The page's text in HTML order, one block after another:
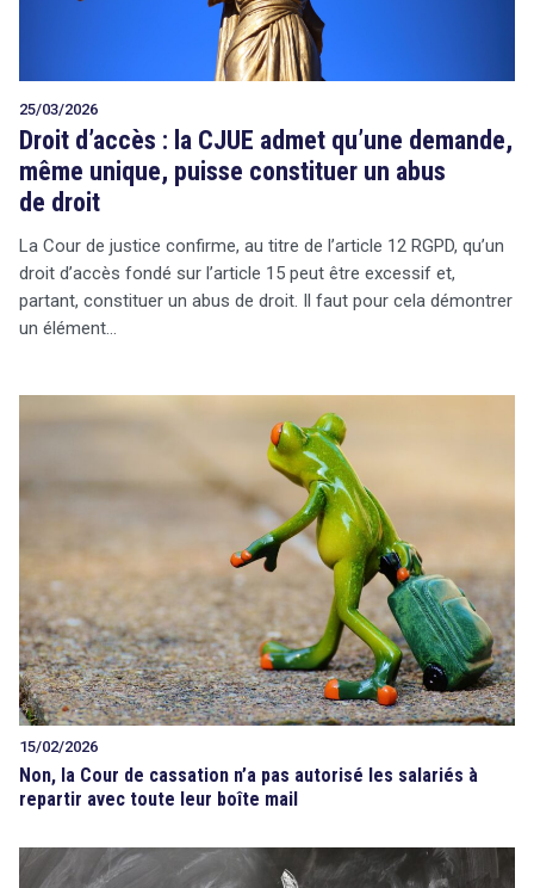
15/02/2026
Non, la Cour de cassation n’a pas autorisé les salariés à
repartir avec toute leur boîte mail
25/03/2026
Droit d’accès : la CJUE admet qu’une demande,
même unique, puisse constituer un abus
de droit
La Cour de justice confirme, au titre de l’article 12 RGPD, qu’un
droit d’accès fondé sur l’article 15 peut être excessif et,
partant, constituer un abus de droit. Il faut pour cela démontrer
un élément…